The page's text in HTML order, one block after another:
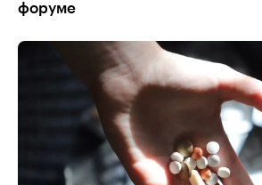
форуме